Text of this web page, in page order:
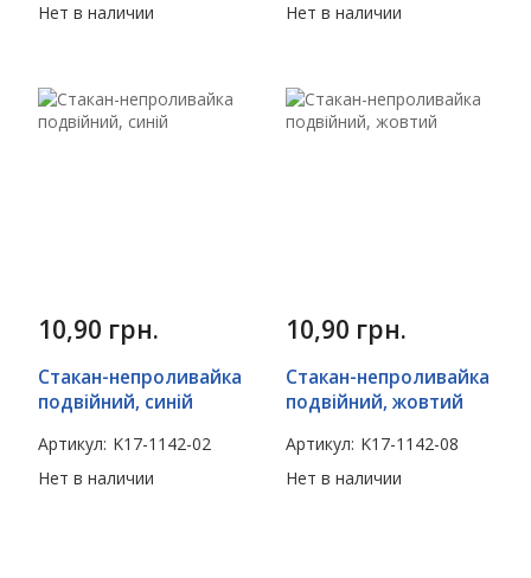
Нет в наличии
Нет в наличии
10,90 грн.
Стакан-непроливайка
подвійний, синій
Артикул: K17-1142-02
Нет в наличии
10,90 грн.
Стакан-непроливайка
подвійний, жовтий
Артикул: K17-1142-08
Нет в наличии